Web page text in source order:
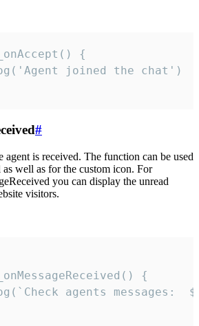
{
#
agent is received. The function can be used
well as for the custom icon. For
you can display the unread
visitors.
{